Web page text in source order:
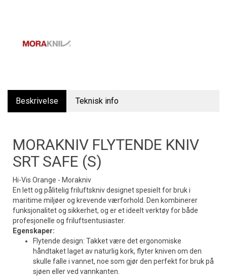
Beskrivelse Teknisk info
MORAKNIV FLYTENDE KNIV
SRT SAFE (S)
Hi-Vis Orange - Morakniv
En lett og pålitelig friluftskniv designet spesielt for bruk i
maritime miljøer og krevende værforhold. Den kombinerer
funksjonalitet og sikkerhet, og er et ideelt verktøy for både
profesjonelle og friluftsentusiaster.
Egenskaper:
Flytende design: Takket være det ergonomiske
håndtaket laget av naturlig kork, flyter kniven om den
skulle falle i vannet, noe som gjør den perfekt for bruk på
sjøen eller ved vannkanten.